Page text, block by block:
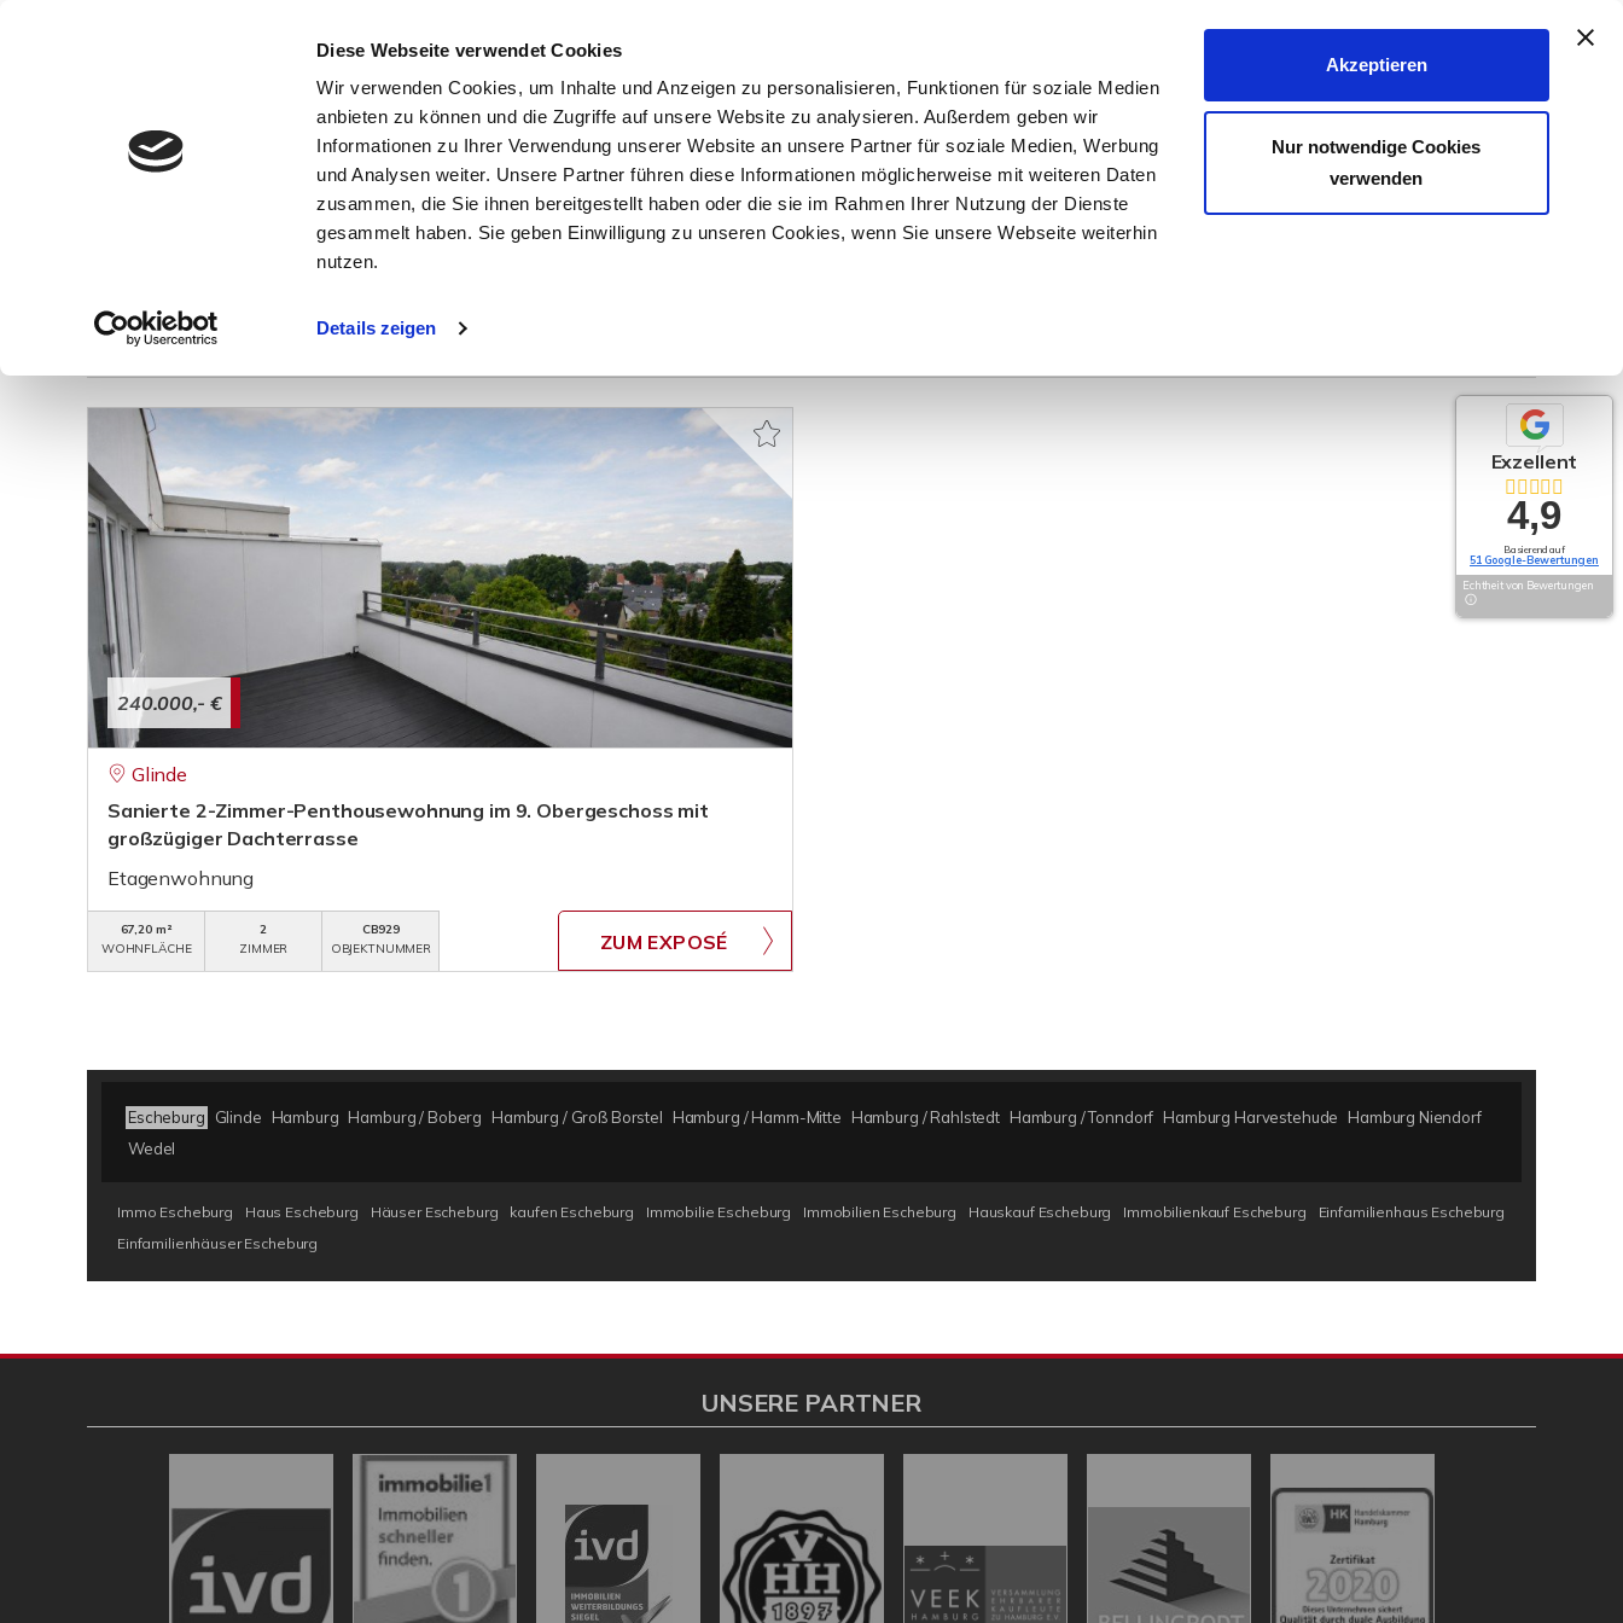
Diese Webseite verwendet Cookies
Wir verwenden Cookies, um Inhalte und Anzeigen zu personalisieren, Funktionen für soziale Medien
anbieten zu können und die Zugriffe auf unsere Website zu analysieren. Außerdem geben wir
Informationen zu Ihrer Verwendung unserer Website an unsere Partner für soziale Medien, Werbung
und Analysen weiter. Unsere Partner führen diese Informationen möglicherweise mit weiteren Daten
zusammen, die Sie ihnen bereitgestellt haben oder die sie im Rahmen Ihrer Nutzung der Dienste
gesammelt haben. Sie geben Einwilligung zu unseren Cookies, wenn Sie unsere Webseite weiterhin
nutzen.
Details zeigen
Akzeptieren
Nur notwendige Cookies
verwenden
START ÜBER F&K ANGEBOTE VERKÄUFER & VERMIETER KÄUFER & MIETER KONTAKT
Wohnung Glinde
Anzahl derObjekte:
240.000,- €
Glinde
Sanierte 2-Zimmer-Penthousewohnung im 9. Obergeschoss mit
großzügiger Dachterrasse
Etagenwohnung
67,20 m²
WOHNFLÄCHE
2
ZIMMER
CB929
OBJEKTNUMMER
ZUM EXPOSÉ
Escheburg Glinde Hamburg Hamburg / Boberg Hamburg / Groß Borstel Hamburg / Hamm-Mitte Hamburg / Rahlstedt Hamburg / Tonndorf Hamburg Harvestehude
Hamburg Niendorf
Wedel
Immo Escheburg Haus Escheburg Häuser Escheburg kaufen Escheburg Immobilie Escheburg Immobilien Escheburg Hauskauf Escheburg Immobilienkauf Escheburg
Einfamilienhaus Escheburg
Einfamilienhäuser Escheburg
Exzellent
4,9
Basierend auf
51 Google-Bewertungen
Echtheit von Bewertungen
UNSERE PARTNER